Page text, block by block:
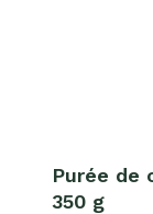
Purée de
350 g